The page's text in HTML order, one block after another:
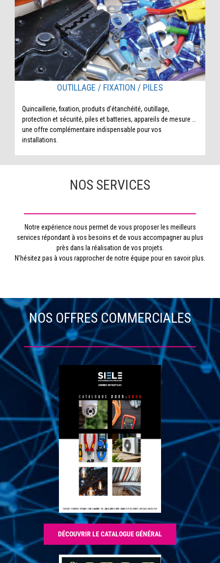
OUTILLAGE / FIXATION / PILES
Quincaillerie, fixation, produits d’étanchéité, outillage,
protection et sécurité, piles et batteries, appareils de mesure …
une offre complémentaire indispensable pour vos
installations.
NOS SERVICES
Notre expérience nous permet de vous proposer les meilleurs
services répondant à vos besoins et de vous accompagner au plus
près dans la réalisation de vos projets.
N’hésitez pas à vous rapprocher de notre équipe pour en savoir plus.
NOS OFFRES COMMERCIALES
DÉCOUVRIR LE CATALOGUE GÉNÉRAL